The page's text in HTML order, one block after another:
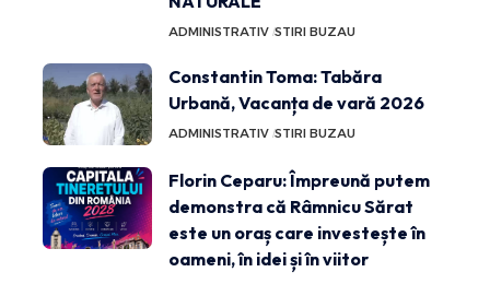
ADMINISTRATIV STIRI BUZAU
Constantin Toma: Tabăra
Urbană, Vacanța de vară 2026
ADMINISTRATIV STIRI BUZAU
Florin Ceparu: Împreună putem
demonstra că Râmnicu Sărat
este un oraș care investește în
oameni, în idei și în viitor